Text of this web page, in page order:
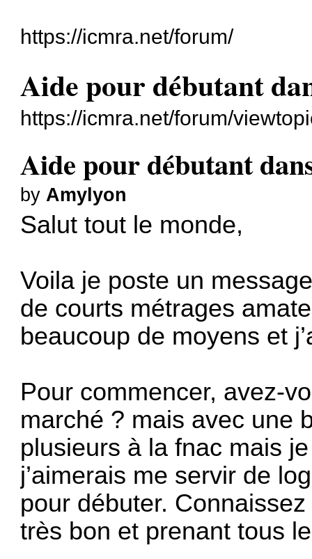
https://icmra.net/forum/
Aide pour débutant
https://icmra.net/forum/
Aide pour débutant
by Amylyon
Salut tout le monde,
Voila je poste un
de courts métrages
beaucoup de moyens et
Pour commencer, avez-
marché ? mais avec une
plusieurs à la fnac mais
j’aimerais me servir de
pour débuter.
très bon et prenant tous